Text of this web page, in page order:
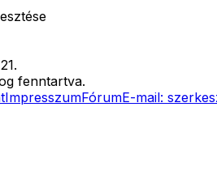
fenntartva.
ImpresszumFórumE-mail: